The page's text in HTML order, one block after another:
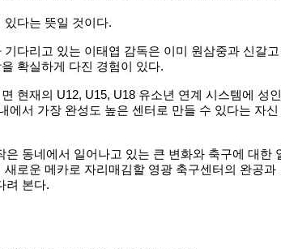
있다는 뜻일 것이다.
다리고 있는 이태엽 감독은 이미 원삼중과 신갈고
확실하게 다진 경험이 있다.
현재의 U12, U15, U18 유소년 연계 시스템에 성인
에서 가장 완성도 높은 센터로 만들 수 있다는 자신
은 동네에서 일어나고 있는 큰 변화와 축구에 대한
로운 메카로 자리매김할 영광 축구센터의 완공과
려 본다.